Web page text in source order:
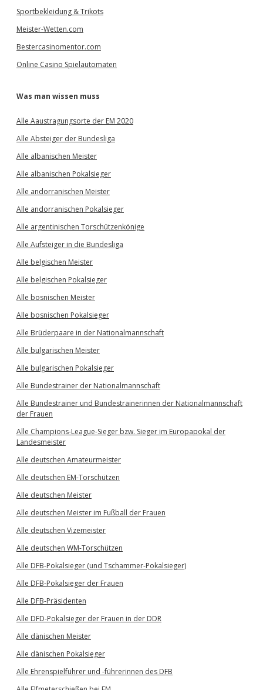
Sportbekleidung & Trikots
Meister-Wetten.com
Bestercasinomentor.com
Online Casino Spielautomaten
Was man wissen muss
Alle Aaustragungsorte der EM 2020
Alle Absteiger der Bundesliga
Alle albanischen Meister
Alle albanischen Pokalsieger
Alle andorranischen Meister
Alle andorranischen Pokalsieger
Alle argentinischen Torschützenkönige
Alle Aufsteiger in die Bundesliga
Alle belgischen Meister
Alle belgischen Pokalsieger
Alle bosnischen Meister
Alle bosnischen Pokalsieger
Alle Brüderpaare in der Nationalmannschaft
Alle bulgarischen Meister
Alle bulgarischen Pokalsieger
Alle Bundestrainer der Nationalmannschaft
Alle Bundestrainer und Bundestrainerinnen der Nationalmannschaft
der Frauen
Alle Champions-League-Sieger bzw. Sieger im Europapokal der
Landesmeister
Alle deutschen Amateurmeister
Alle deutschen EM-Torschützen
Alle deutschen Meister
Alle deutschen Meister im Fußball der Frauen
Alle deutschen Vizemeister
Alle deutschen WM-Torschützen
Alle DFB-Pokalsieger (und Tschammer-Pokalsieger)
Alle DFB-Pokalsieger der Frauen
Alle DFB-Präsidenten
Alle DFD-Pokalsieger der Frauen in der DDR
Alle dänischen Meister
Alle dänischen Pokalsieger
Alle Ehrenspielführer und -führerinnen des DFB